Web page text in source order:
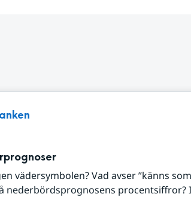
vädersymbolen? Vad avser ”känns
nederbördsprognosens procentsiffror?